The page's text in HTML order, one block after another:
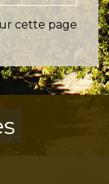
cette page